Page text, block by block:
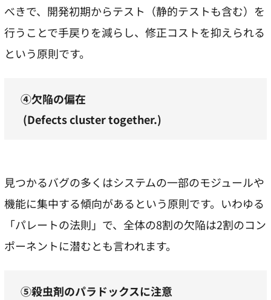
べきで、開発初期からテスト（静的テストも含む）を
行うことで手戻りを減らし、修正コストを抑えられる
という原則です。
④欠陥の偏在
(Defects cluster together.)
見つかるバグの多くはシステムの一部のモジュールや
機能に集中する傾向があるという原則です。いわゆる
「パレートの法則」で、全体の8割の欠陥は2割のコン
ポーネントに潜むとも言われます。
⑤殺虫剤のパラドックスに注意